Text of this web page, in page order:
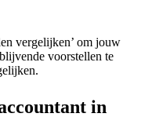
vergelijken’ om jouw
voorstellen te
in